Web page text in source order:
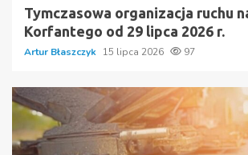
Tymczasowa organizacja ruchu
Korfantego od 29 lipca 2026 r.
Artur Błaszczyk 15 lipca 2026 97